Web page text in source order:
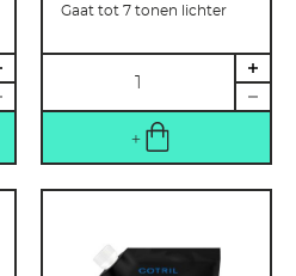
Gaat tot 7 tonen lichter